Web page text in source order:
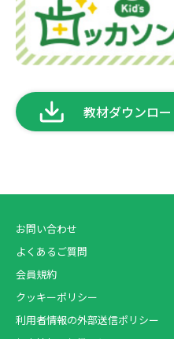
教材ダウンロー
お問い合わせ
よくあるご質問
会員規約
クッキーポリシー
利用者情報の外部送信ポリシー